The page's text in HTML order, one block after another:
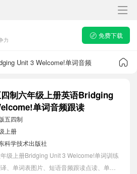
力
免费下载
Unit 3 Welcome!单词音频
制六年级上册英语Bridging
单词音频跟读
五四制
上册
科学技术出版社
级上册Bridging Unit 3 Welcome!单词训练
、单词表图片、短语音频跟读点读、单词